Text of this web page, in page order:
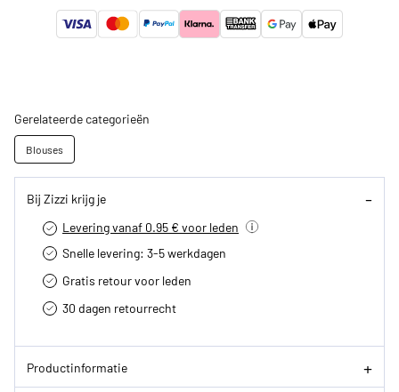
Gerelateerde categorieën
Blouses
Bij Zizzi krijg je
Levering vanaf 0.95 € voor leden
Snelle levering: 3-5 werkdagen
Gratis retour voor leden
30 dagen retourrecht­
Productinformatie